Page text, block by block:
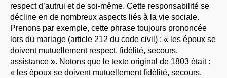
respect d’autrui et de soi-même. Cette responsabilité se
décline en de nombreux aspects liés à la vie sociale.
Prenons par exemple, cette phrase toujours prononcée
lors du mariage (article 212 du code civil) : « les époux se
doivent mutuellement respect, fidélité, secours,
assistance ». Notons que le texte original de 1803 était :
« les époux se doivent mutuellement fidélité, secours,